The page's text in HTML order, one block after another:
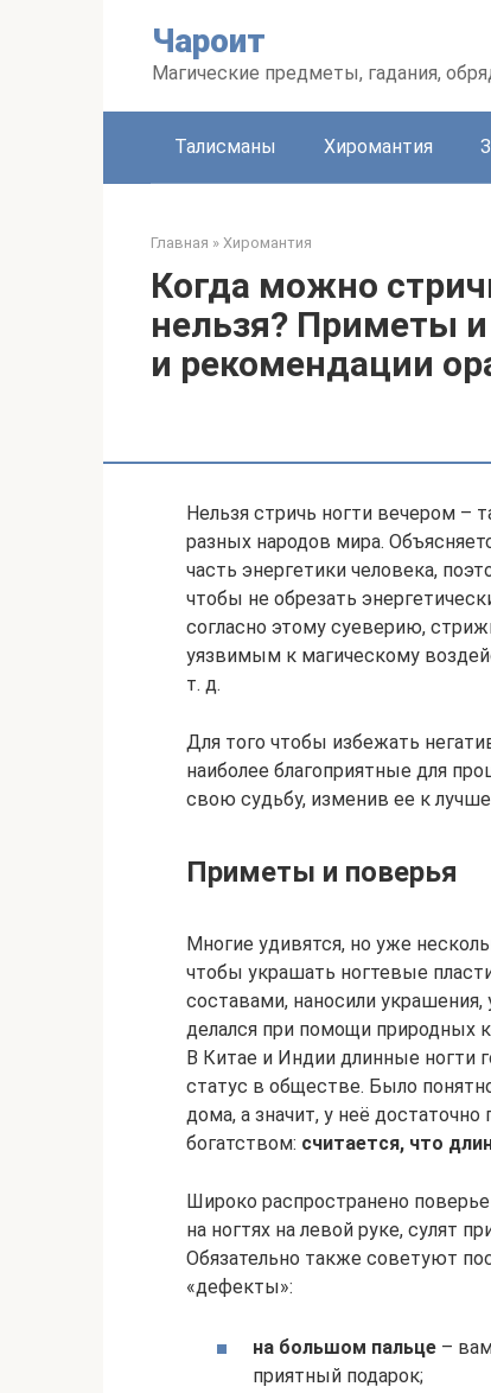
Чароит
Магические предметы, гадания,
Талисманы Хиромантия
Главная » Хиромантия
Когда можно
нельзя? Приметы
и рекомендации
Нельзя стричь ногти вечером –
разных народов мира.
часть энергетики человека,
чтобы не обрезать
согласно этому суеверию,
уязвимым к магическому
т. д.
Для того чтобы избежать
наиболее благоприятные для
свою судьбу, изменив ее к
Приметы и поверья
Многие удивятся, но уже
чтобы украшать ногтевые
составами, наносили
делался при помощи природных
В Китае и Индии длинные ногти
статус в обществе. Было
дома, а значит, у неё
богатством: считается, что
Широко распространено
на ногтях на левой руке, сулят
Обязательно также советуют
«дефекты»:
на большом пальце –
приятный подарок;